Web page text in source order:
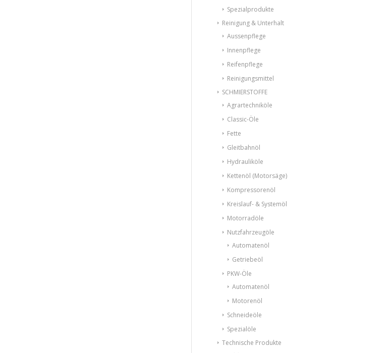
Spezialprodukte
Reinigung & Unterhalt
Aussenpflege
Innenpflege
Reifenpflege
Reinigungsmittel
SCHMIERSTOFFE
Agrartechniköle
Classic-Öle
Fette
Gleitbahnöl
Hydrauliköle
Kettenöl (Motorsäge)
Kompressorenöl
Kreislauf- & Systemöl
Motorradöle
Nutzfahrzeugöle
Automatenöl
Getriebeöl
PKW-Öle
Automatenöl
Motorenöl
Schneideöle
Spezialöle
Technische Produkte